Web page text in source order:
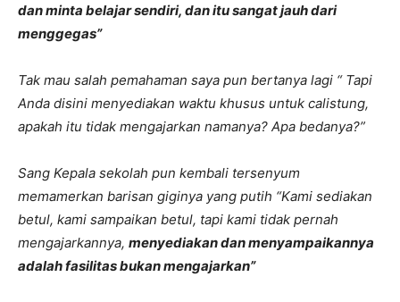
dan minta belajar sendiri, dan itu sangat jauh dari
menggegas”
Tak mau salah pemahaman saya pun bertanya lagi “ Tapi
Anda disini menyediakan waktu khusus untuk calistung,
apakah itu tidak mengajarkan namanya? Apa bedanya?”
Sang Kepala sekolah pun kembali tersenyum
memamerkan barisan giginya yang putih “Kami sediakan
betul, kami sampaikan betul, tapi kami tidak pernah
mengajarkannya, menyediakan dan menyampaikannya
adalah fasilitas bukan mengajarkan”